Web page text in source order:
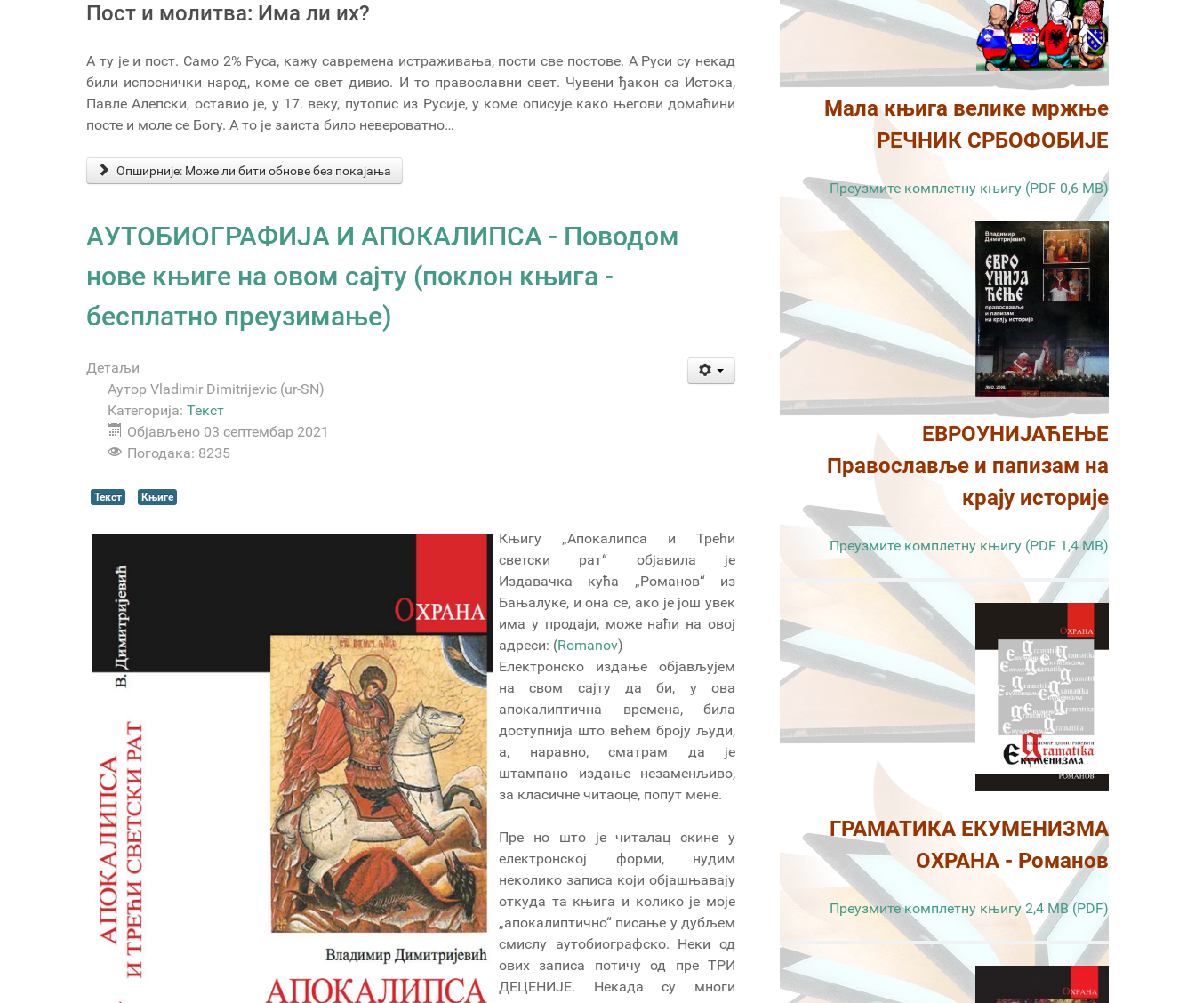
Пост и молитва: Има ли их?
А ту је и пост. Само 2% Руса, кажу савремена истраживања, пости све постове. А Руси су некад
били испоснички народ, коме се свет дивио. И то православни свет. Чувени ђакон са Истока,
Павле Алепски, оставио је, у 17. веку, путопис из Русије, у коме описује како његови домаћини
посте и моле се Богу. А то је заиста било невероватно…
Опширније: Може ли бити обнове без покајања
АУТОБИОГРАФИЈА И АПОКАЛИПСА - Поводом
нове књиге на овом сајту (поклон књига -
бесплатно преузимање)
Детаљи
Аутор Vladimir Dimitrijevic (ur-SN)
Категорија: Текст
Објављено 03 септембар 2021
Погодака: 8235
Текст Књиге
Књигу „Апокалипса и Трећи
светски рат“ објавила је
Издавачка кућа „Романов“ из
Бањалуке, и она се, ако је још увек
има у продаји, може наћи на овој
адреси: (Romanov)
Електронско издање објављујем
на свом сајту да би, у ова
апокалиптична времена, била
доступнија што већем броју људи,
а, наравно, сматрам да је
штампано издање незаменљиво,
за класичне читаоце, попут мене.
Пре но што је читалац скине у
електронској форми, нудим
неколико записа који објашњавају
откуда та књига и колико је моје
„апокалиптично“ писање у дубљем
смислу аутобиографско. Неки од
ових записа потичу од пре ТРИ
ДЕЦЕНИЈЕ. Некада су многи
Мала књига велике мржње
РЕЧНИК СРБОФОБИЈЕ
Преузмите комплетну књигу (PDF 0,6 MB)
ЕВРОУНИЈАЋЕЊЕ
Православље и папизам на
крају историје
Преузмите комплетну књигу (PDF 1,4 MB)
ГРАМАТИКА ЕКУМЕНИЗМА
ОХРАНА - Романов
Преузмите комплетну књигу 2,4 MB (PDF)